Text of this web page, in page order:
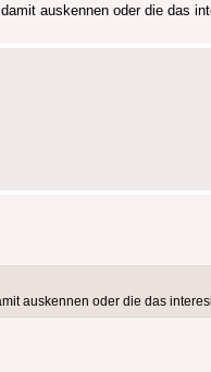
auskennen oder die das
auskennen oder die das